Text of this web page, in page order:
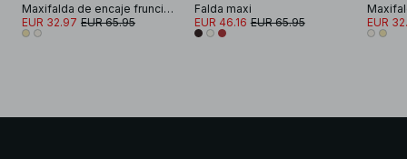
Maxifalda de encaje fruncido con bordado
EUR 32.97 EUR 65.95
Falda maxi
EUR 46.16 EUR 65.95 EUR